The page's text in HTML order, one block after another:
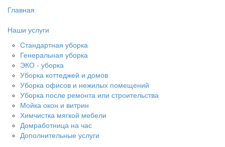
Главная
Наши услуги
Стандартная уборка
Генеральная уборка
ЭКО - уборка
Уборка коттеджей и домов
Уборка офисов и нежилых помещений
Уборка после ремонта или строительства
Мойка окон и витрин
Химчистка мягкой мебели
Домработница на час
Дополнительные услуги